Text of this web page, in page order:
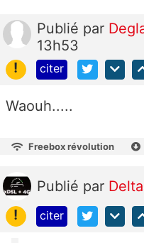
Publié par
13h53
!
citer
Waouh.....
Freebox révolution
Publié par
!
citer